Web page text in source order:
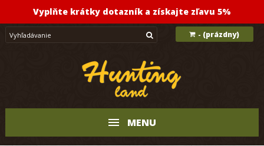
Vyplňte krátky dotazník a získajte zľavu 5%
- (prázdny)
MENU